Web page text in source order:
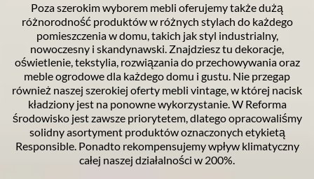
Poza szerokim wyborem mebli oferujemy także dużą
różnorodność produktów w różnych stylach do każdego
pomieszczenia w domu, takich jak styl industrialny,
nowoczesny i skandynawski. Znajdziesz tu dekoracje,
oświetlenie, tekstylia, rozwiązania do przechowywania oraz
meble ogrodowe dla każdego domu i gustu. Nie przegap
również naszej szerokiej oferty mebli vintage, w której nacisk
kładziony jest na ponowne wykorzystanie. W Reforma
środowisko jest zawsze priorytetem, dlatego opracowaliśmy
solidny asortyment produktów oznaczonych etykietą
Responsible. Ponadto rekompensujemy wpływ klimatyczny
całej naszej działalności w 200%.